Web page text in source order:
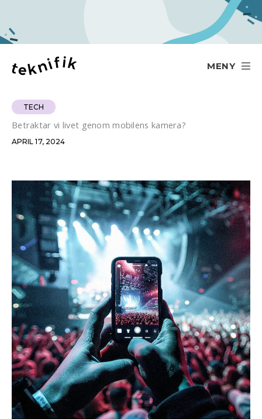
innehåll
MENY
TECH
Betraktar vi livet genom mobilens kamera?
APRIL 17, 2024
postadress